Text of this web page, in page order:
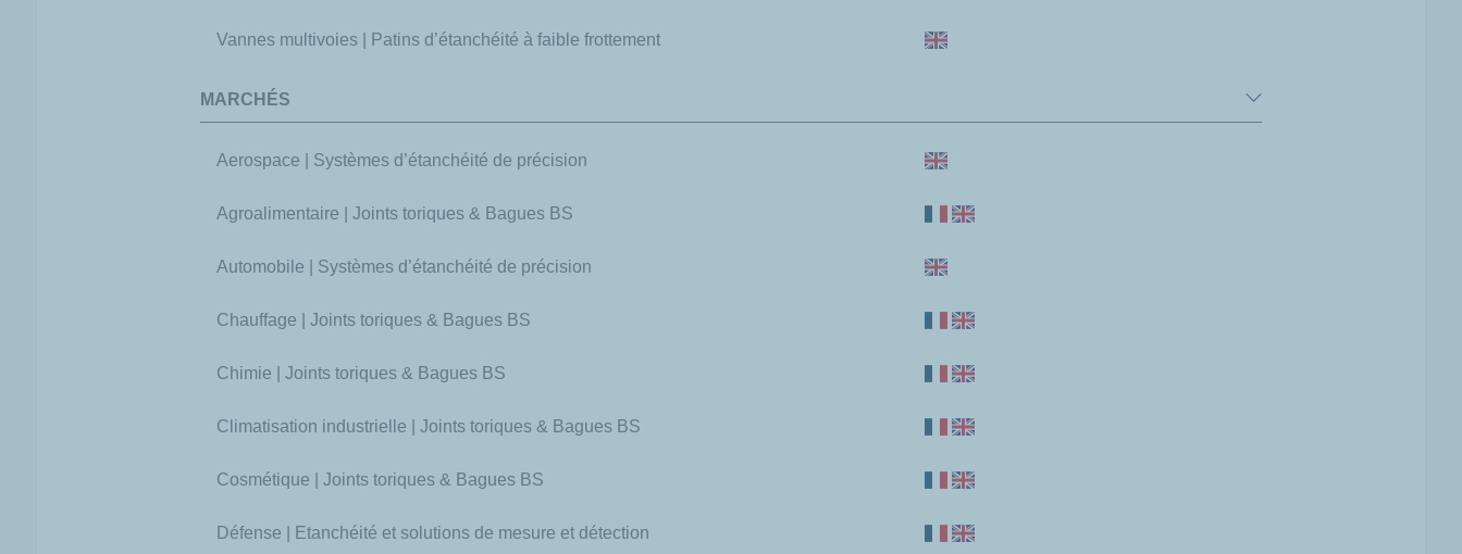
Vannes multivoies | Patins d’étanchéité à faible frottement
MARCHÉS
Aerospace | Systèmes d’étanchéité de précision
Agroalimentaire | Joints toriques & Bagues BS
Automobile | Systèmes d’étanchéité de précision
Chauffage | Joints toriques & Bagues BS
Chimie | Joints toriques & Bagues BS
Climatisation industrielle | Joints toriques & Bagues BS
Cosmétique | Joints toriques & Bagues BS
Défense | Etanchéité et solutions de mesure et détection